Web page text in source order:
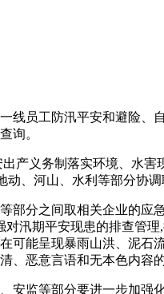
员工防汛平安和避险、
询。
义务制落实环境、水害
、河山、水利等部分协调
分之间取相关企业的应
汛期平安现患的排查管
可能呈现暴雨山洪、泥石
、恶意言语和无本色内容的
监等部分要进一步加强